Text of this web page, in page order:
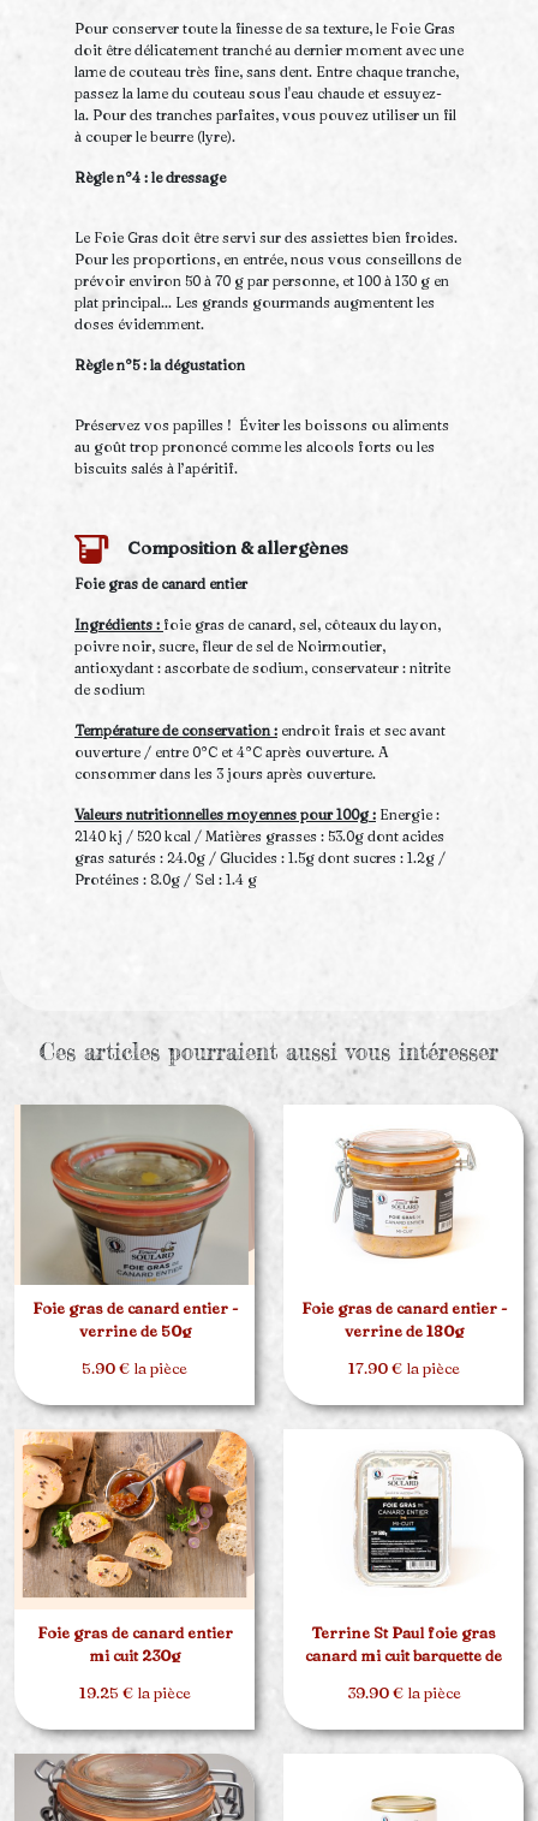
Pour conserver toute la finesse de sa texture, le Foie Gras
doit être délicatement tranché au dernier moment avec une
lame de couteau très fine, sans dent. Entre chaque tranche,
passez la lame du couteau sous l'eau chaude et essuyez-
la. Pour des tranches parfaites, vous pouvez utiliser un fil
à couper le beurre (lyre).
Règle n°4 : le dressage
Le Foie Gras doit être servi sur des assiettes bien froides.
Pour les proportions, en entrée, nous vous conseillons de
prévoir environ 50 à 70 g par personne, et 100 à 130 g en
plat principal... Les grands gourmands augmentent les
doses évidemment.
Règle n°5 : la dégustation
Préservez vos papilles ! Éviter les boissons ou aliments
au goût trop prononcé comme les alcools forts ou les
biscuits salés à l’apéritif.
Composition & allergènes
Foie gras de canard entier
Ingrédients : foie gras de canard, sel, côteaux du layon,
poivre noir, sucre, fleur de sel de Noirmoutier,
antioxydant : ascorbate de sodium, conservateur : nitrite
de sodium
Température de conservation : endroit frais et sec avant
ouverture / entre 0°C et 4°C après ouverture. A
consommer dans les 3 jours après ouverture.
Valeurs nutritionnelles moyennes pour 100g : Energie :
2140 kj / 520 kcal / Matières grasses : 53.0g dont acides
gras saturés : 24.0g / Glucides : 1.5g dont sucres : 1.2g /
Protéines : 8.0g / Sel : 1.4 g
Ces articles pourraient aussi vous intéresser
Foie gras de canard entier -
verrine de 50g
5.90 € la pièce
Foie gras de canard entier -
verrine de 180g
17.90 € la pièce
Foie gras de canard entier
mi cuit 230g
19.25 € la pièce
Terrine St Paul foie gras
canard mi cuit barquette de
39.90 € la pièce